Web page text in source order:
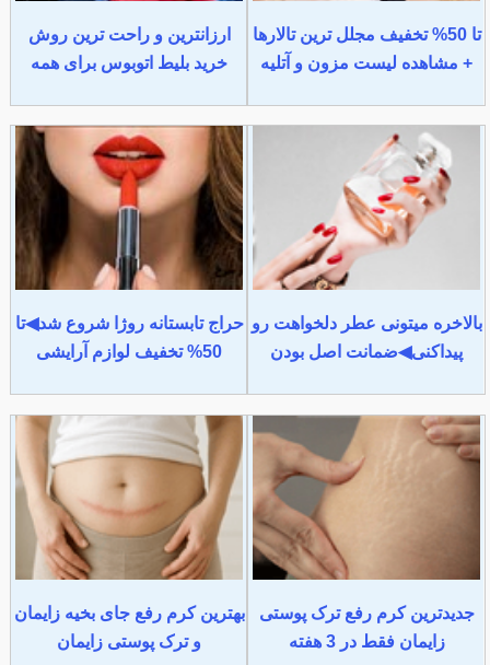
تا 50% تخفیف مجلل ترین تالارها
+ مشاهده لیست مزون و آتلیه
ارزانترین و راحت ترین روش
خرید بلیط اتوبوس برای همه
بالاخره میتونی عطر دلخواهت رو
پیداکنی◀ضمانت اصل بودن
حراج تابستانه روژا شروع شد◀تا
50% تخفیف لوازم آرایشی
جدیدترین کرم رفع ترک پوستی
زایمان فقط در 3 هفته
بهترین کرم رفع جای بخیه زایمان
و ترک پوستی زایمان